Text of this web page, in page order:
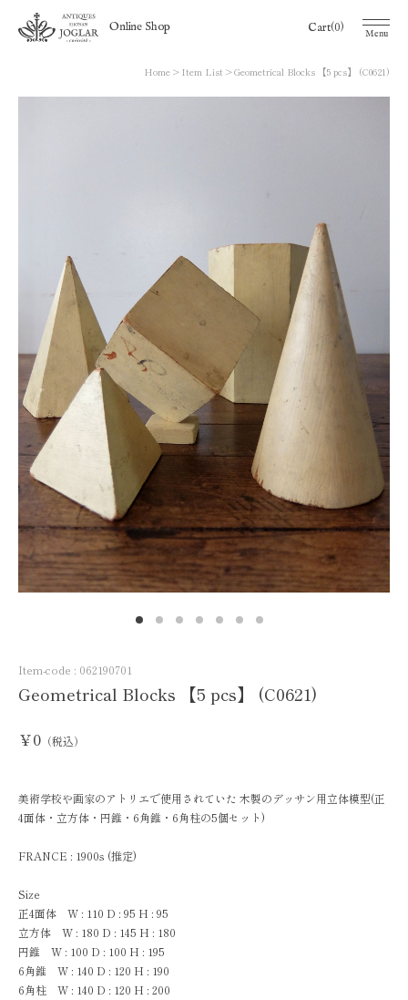
Online Shop Cart(0) Menu
Home Item List Geometrical Blocks 【5 pcs】 (C0621)
Item-code : 062190701
Geometrical Blocks 【5 pcs】 (C0621)
￥0 （税込）
美術学校や画家のアトリエで使用されていた 木製のデッサン用立体模型(正
4面体・立方体・円錐・6角錐・6角柱の5個セット)
FRANCE : 1900s (推定)
Size
正4面体 W : 110 D : 95 H : 95
立方体 W : 180 D : 145 H : 180
円錐 W : 100 D : 100 H : 195
6角錐 W : 140 D : 120 H : 190
6角柱 W : 140 D : 120 H : 200